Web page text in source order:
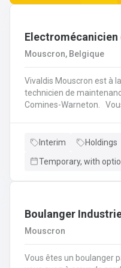
Electromécanicien
Mouscron, Belgique
Vivaldis Mouscron est à
technicien de
Comines-Warneton. Vous êtes : Électromécanicien,
dynamique et avec un
des kilomètres, nous
profil ci-dessous :
Interim Holdings
Temporary, with
Boulanger
Mouscron
Vous êtes un boulanger